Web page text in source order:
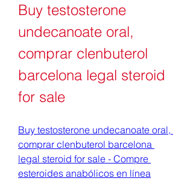
Buy testosterone
undecanoate oral,
comprar clenbuterol
barcelona legal steroid
for sale
Buy testosterone undecanoate oral,
comprar clenbuterol barcelona
legal steroid for sale - Compre
esteroides anabólicos en línea